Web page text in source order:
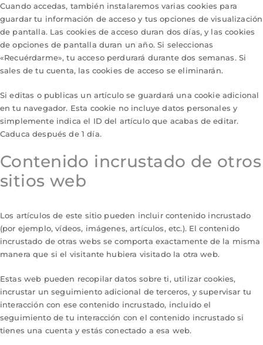
Cuando accedas, también instalaremos varias cookies para
guardar tu información de acceso y tus opciones de visualización
de pantalla. Las cookies de acceso duran dos días, y las cookies
de opciones de pantalla duran un año. Si seleccionas
«Recuérdarme», tu acceso perdurará durante dos semanas. Si
sales de tu cuenta, las cookies de acceso se eliminarán.
Si editas o publicas un artículo se guardará una cookie adicional
en tu navegador. Esta cookie no incluye datos personales y
simplemente indica el ID del artículo que acabas de editar.
Caduca después de 1 día.
Contenido incrustado de otros
sitios web
Los artículos de este sitio pueden incluir contenido incrustado
(por ejemplo, vídeos, imágenes, artículos, etc.). El contenido
incrustado de otras webs se comporta exactamente de la misma
manera que si el visitante hubiera visitado la otra web.
Estas web pueden recopilar datos sobre ti, utilizar cookies,
incrustar un seguimiento adicional de terceros, y supervisar tu
interacción con ese contenido incrustado, incluido el
seguimiento de tu interacción con el contenido incrustado si
tienes una cuenta y estás conectado a esa web.